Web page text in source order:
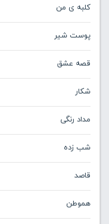
کلبه ی من
پوست شیر
قصه عشق
شکار
مداد رنگی
شب زده
قاصد
هموطن